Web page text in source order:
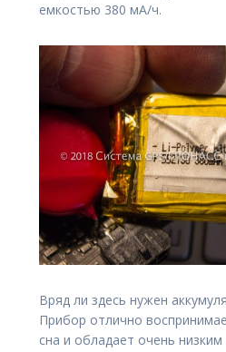
емкостью 380 мА/ч.
Вряд ли здесь нужен
Прибор отлично
сна и обладает очень